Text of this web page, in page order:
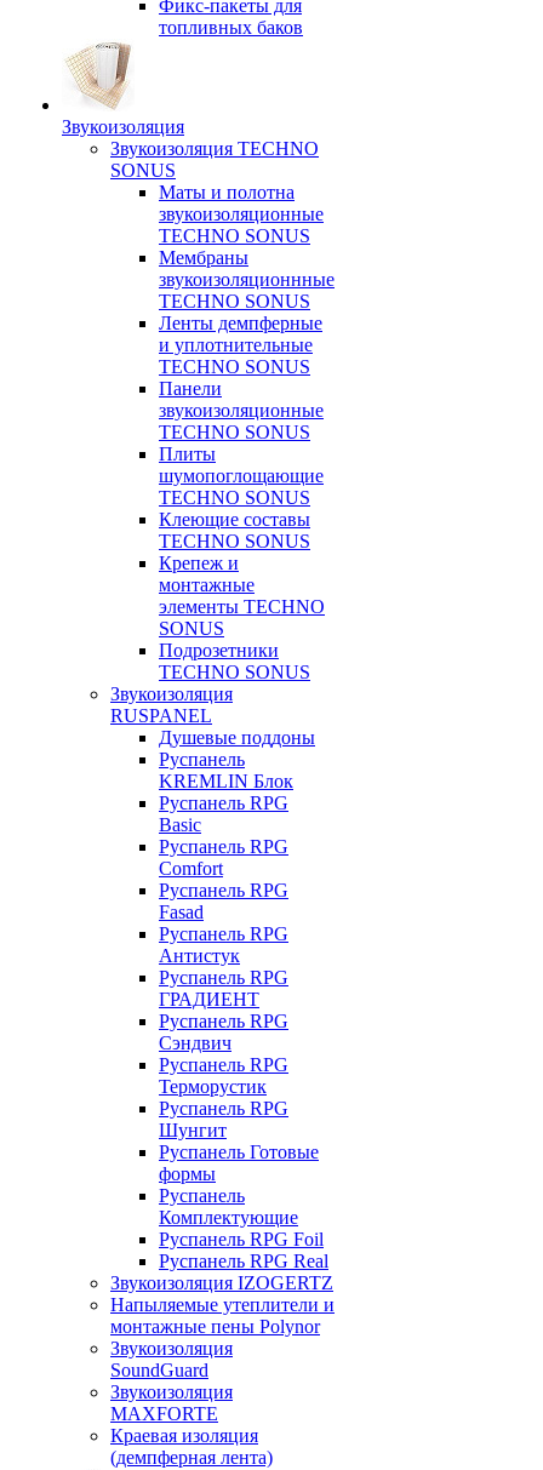
Фикс-пакеты для
топливных баков
Звукоизоляция
Звукоизоляция TECHNO
SONUS
Маты и полотна
звукоизоляционные
TECHNO SONUS
Мембраны
звукоизоляционнные
TECHNO SONUS
Ленты демпферные
и уплотнительные
TECHNO SONUS
Панели
звукоизоляционные
TECHNO SONUS
Плиты
шумопоглощающие
TECHNO SONUS
Клеющие составы
TECHNO SONUS
Крепеж и
монтажные
элементы TECHNO
SONUS
Подрозетники
TECHNO SONUS
Звукоизоляция
RUSPANEL
Душевые поддоны
Руспанель
KREMLIN Блок
Руспанель RPG
Basic
Руспанель RPG
Comfort
Руспанель RPG
Fasad
Руспанель RPG
Антистук
Руспанель RPG
ГРАДИЕНТ
Руспанель RPG
Сэндвич
Руспанель RPG
Терморустик
Руспанель RPG
Шунгит
Руспанель Готовые
формы
Руспанель
Комплектующие
Руспанель RPG Foil
Руспанель RPG Real
Звукоизоляция IZOGERTZ
Напыляемые утеплители и
монтажные пены Polynor
Звукоизоляция
SoundGuard
Звукоизоляция
MAXFORTE
Краевая изоляция
(демпферная лента)